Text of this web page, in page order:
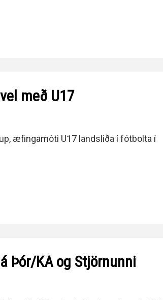
með U17
æfingamóti U17 landsliða í fótbolta í
Þór/KA og Stjörnunni